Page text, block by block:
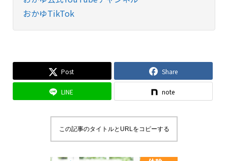
おかゆTikTok
Post Share
LINE note
この記事のタイトルとURLをコピーする